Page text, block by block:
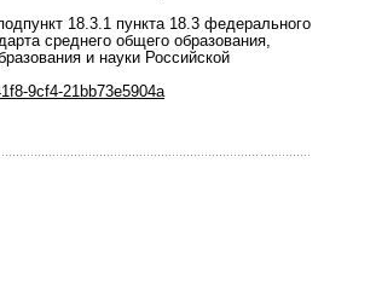
18.3.1 пункта 18.3 федерального
среднего общего образования,
и науки Российской
9cf4-21bb73e5904a